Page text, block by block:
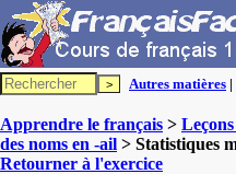
Autres matières |
Apprendre le français >
des noms en -ail > Statistiques
Retourner à l'exercice